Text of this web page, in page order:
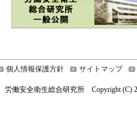
個人情報保護方針 サイトマップ
労働安全衛生総合研究所 Copyright (C)